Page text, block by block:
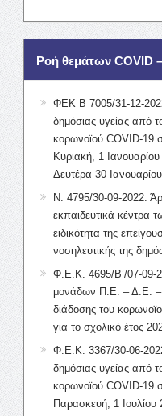
Ροή θεμάτων COVID
ΦΕΚ Β 7005/31-12-
δημόσιας υγείας από
κορωνοϊού COVID-19
Κυριακή, 1
Δευτέρα 30
Ν. 4795/30-09-2022:
εκπαιδευτικά κέντρα
ειδικότητα της
νοσηλευτικής της
Φ.Ε.Κ. 4695/Β’/07-09-
μονάδων Π.Ε. – Δ.Ε.
διάδοσης του
για το σχολικό έτος
Φ.Ε.Κ. 3367/30-06-
δημόσιας υγείας από
κορωνοϊού COVID-19
Παρασκευή, 1 Ιουλίου